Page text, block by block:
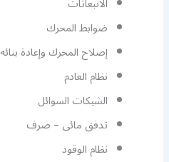
ضوابط المحرك
إصلاح المحرك وإعادة بنائه
نظام العادم
الشيكات السوائل
تدفق مائى – صرف
نظام الوقود